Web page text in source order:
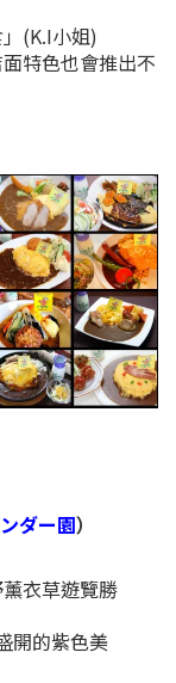
(K.I小姐)
特色也會推出不
ダー園）
衣草遊覽勝
開的紫色美